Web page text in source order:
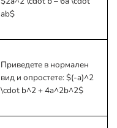
ab$
Приведете в нормален
вид и опростете:$(-a)^2
\cdot b^2 + 4a^2b^2$